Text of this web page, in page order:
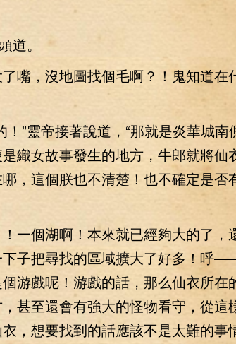
。
，沒地圖找個毛啊？！鬼知道在
靈帝接著說道，“那就是炎華城南
織女故事發生的地方，牛郎就將仙
，這個朕也不清楚！也不確定是否
個湖啊！本來就已經夠大的了，
子把尋找的區域擴大了好多！呼
游戲呢！游戲的話，那么仙衣所在
甚至還會有強大的怪物看守，從這
，想要找到的話應該不是太難的事